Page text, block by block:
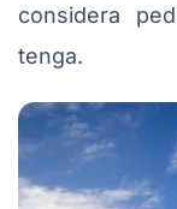
considera
tenga.